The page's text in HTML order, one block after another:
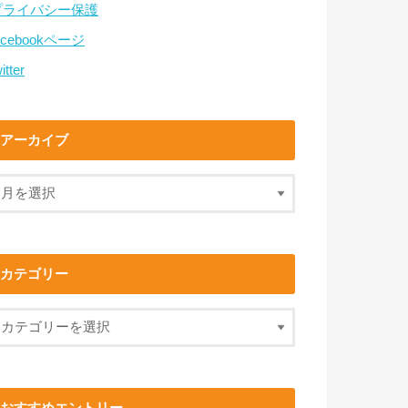
ライバシー保護
ページ
アーカイブ
カテゴリー